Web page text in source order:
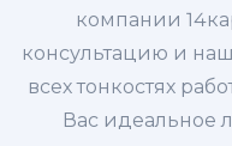
компании
консультацию и
всех тонкостях
Вас идеальное